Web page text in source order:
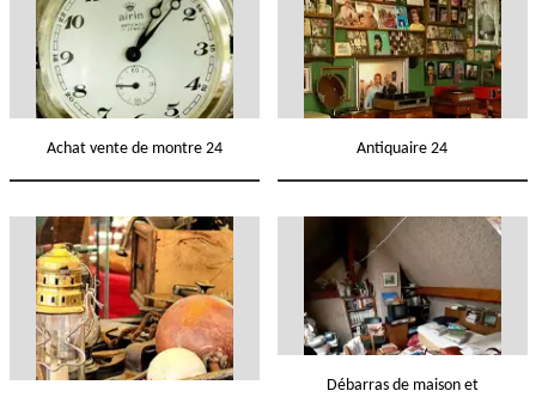
Achat vente de montre 24 Antiquaire 24
Débarras de maison et